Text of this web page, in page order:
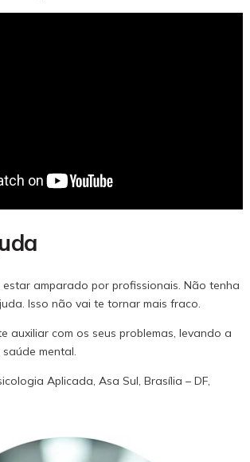
estar amparado por profissionais. Não tenha
Isso não vai te tornar mais fraco.
auxiliar com os seus problemas, levando a
mental.
Aplicada, Asa Sul, Brasília – DF,